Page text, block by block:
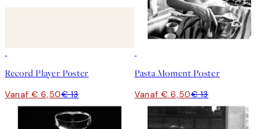
Record Player Poster
Vanaf € 6,50€ 13
Pasta Moment Poster
Vanaf € 6,50€ 13